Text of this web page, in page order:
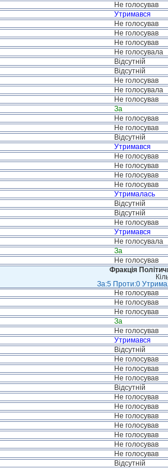
Не голосував
Утримався
Не голосував
Не голосував
Не голосував
Не голосувала
Відсутній
Відсутній
Не голосував
Не голосувала
Не голосував
За
Не голосував
Не голосував
Відсутній
Утримався
Не голосував
Не голосував
Не голосував
Не голосував
Утрималась
Відсутній
Відсутній
Не голосував
Утримався
Не голосувала
За
Не голосував
Фракція
За:5 Проти:0
Не голосував
Не голосував
Не голосував
За
Не голосував
Утримався
Відсутній
Не голосував
Не голосував
Не голосував
Відсутній
Не голосував
Не голосував
Не голосував
Не голосував
Не голосував
Не голосував
Не голосував
Відсутній